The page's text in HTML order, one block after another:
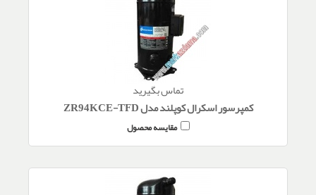
تماس بگیرید
کمپرسور اسکرال کوپلند مدل ZR94KCE-TFD
مقایسه محصول